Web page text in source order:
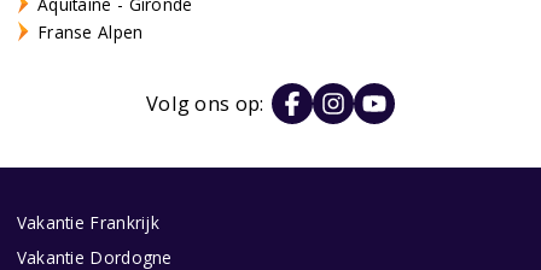
Franse Alpen
Volg ons op:
Vakantie Frankrijk
Vakantie Dordogne